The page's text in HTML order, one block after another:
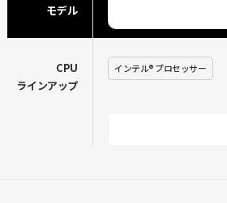
モデル
CPU
ラインアップ
インテル® プロセッサー